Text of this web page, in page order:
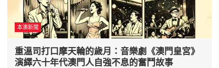
本澳新聞
重溫司打口摩天輪的歲月：音樂劇《澳門皇宮》
演繹六十年代澳門人自強不息的奮鬥故事